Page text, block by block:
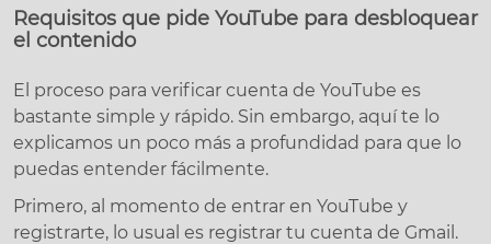
Requisitos que pide YouTube para desbloquear
el contenido
El proceso para verificar cuenta de YouTube es
bastante simple y rápido. Sin embargo, aquí te lo
explicamos un poco más a profundidad para que lo
puedas entender fácilmente.
Primero, al momento de entrar en YouTube y
registrarte, lo usual es registrar tu cuenta de Gmail.